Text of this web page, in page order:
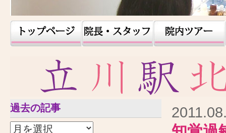
過去の記事